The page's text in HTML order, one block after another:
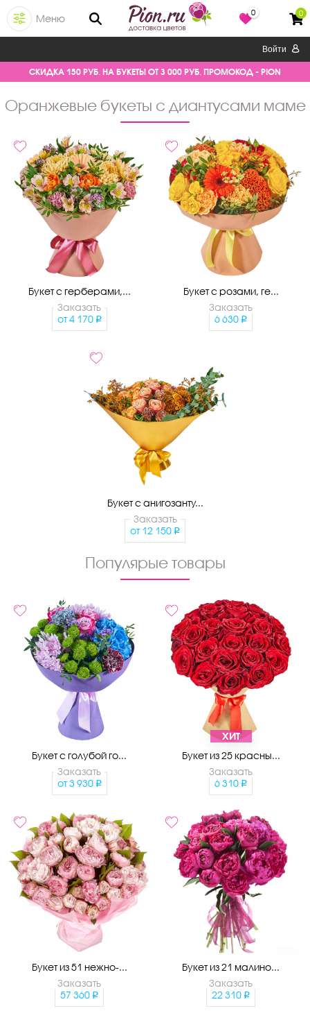
Меню
0 0
Войти
СКИДКА 150 РУБ. НА БУКЕТЫ ОТ 3 000 РУБ. ПРОМОКОД - PION
оранжевые букеты с диантусами маме
Букет с герберами,...
Заказать
от 4 170
Букет с розами, ге...
Заказать
6 630
Букет с анигозанту...
Заказать
от 12 150
Популярые товары
Букет с голубой го...
Заказать
от 3 930
ХИТ
Букет из 25 красны...
Заказать
6 310
Букет из 51 нежно-...
Заказать
57 360
Букет из 21 малино...
Заказать
22 310